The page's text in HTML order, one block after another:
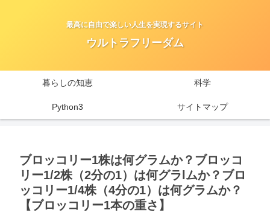
最高に自由で楽しい人生を実現するサイト
ウルトラフリーダム
暮らしの知恵 科学
Python3 サイトマップ
ブロッコリー1株は何グラムか？ブロッコ
リー1/2株（2分の1）は何グラlムか？ブロ
ッコリー1/4株（4分の1）は何グラムか？
【ブロッコリー1本の重さ】